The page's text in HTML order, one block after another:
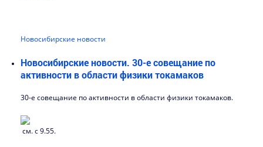
Новосибирские новости
Новосибирские новости. 30-е совещание по
активности в области физики токамаков
30-е совещание по активности в области физики токамаков.
см. с 9.55.